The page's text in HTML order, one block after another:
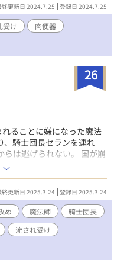
終更新日 2024.7.25 登録日 2024.7.25
受け
肉便器
26
ることに嫌になった魔法
、騎士団長セランを連れ
らは逃げられない。 国が崩
と。セランは興味がな
※男性妊娠あり（詳細な描
見せつけ自慰 ※ご都合主
終更新日 2025.3.24 登録日 2025.3.24
め 魔法師
騎士団長
流され受け